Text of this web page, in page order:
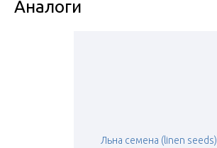
Аналоги
Льна семена (linen seeds)